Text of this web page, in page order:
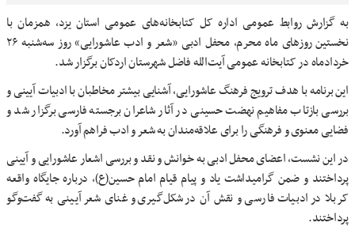
به گزارش روابط عمومی اداره کل کتابخانه‌های عمومی استان یزد، همزمان با
نخستین روزهای ماه محرم، محفل ادبی «شعر و ادب عاشورایی» روز سه‌شنبه ۲۶
خردادماه در کتابخانه عمومی آیت‌الله فاضل شهرستان اردکان برگزار شد.
این برنامه با هدف ترویج فرهنگ عاشورایی، آشنایی بیشتر مخاطبان با ادبیات آیینی و
بررسی بازتاب مفاهیم نهضت حسینی در آثار شاعران برجسته فارسی برگزار شد و
فضایی معنوی و فرهنگی را برای علاقه‌مندان به شعر و ادب فراهم آورد.
در این نشست، اعضای محفل ادبی به خوانش و نقد و بررسی اشعار عاشورایی و آیینی
پرداختند و ضمن گرامیداشت یاد و پیام قیام امام حسین(ع)، درباره جایگاه واقعه
کربلا در ادبیات فارسی و نقش آن در شکل‌گیری و غنای شعر آیینی به گفت‌وگو
پرداختند.